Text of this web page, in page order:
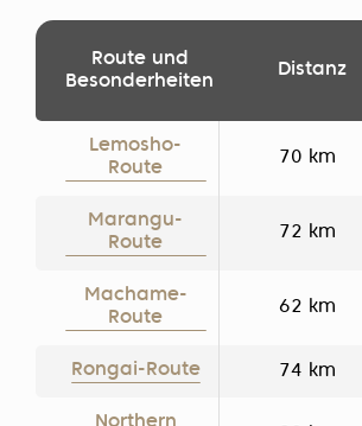
Route und
Besonderheiten
Distanz
Lemosho-
Route
70 km
Marangu-
Route
72 km
Machame-
Route
62 km
Rongai-Route 74 km